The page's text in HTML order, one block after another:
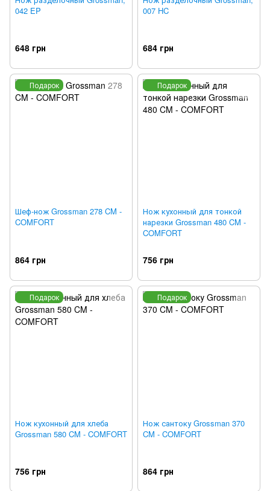
042 EP
648 грн
007 HC
684 грн
Подарок
Шеф-нож Grossman 278 CM -
COMFORT
864 грн
Подарок
Нож кухонный для тонкой
нарезки Grossman 480 CM -
COMFORT
756 грн
Подарок
Нож кухонный для хлеба
Grossman 580 CM - COMFORT
756 грн
Подарок
Нож сантоку Grossman 370
CM - COMFORT
864 грн